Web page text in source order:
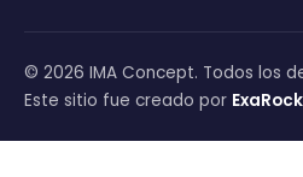
© 2026 IMA Concept. Todos los
Este sitio fue creado por ExaRock